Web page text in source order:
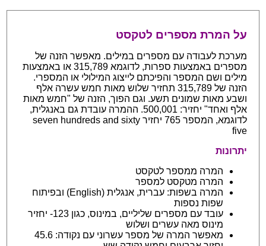
על המרת מספרים לטקסט
מערכת לעבודה עם מספרים במילים. מאפשר הזנה של
מספרים באמצעות ספרות, לדוגמא 315,789 או באמצעות
מילים ושם המספר והפיכתם לייצוג המילולי או המספרי.
הזנה של 315,789 תחזיר שלוש מאות חמש עשרה אלף
ושבע מאות שמונים תשע. וגם הפוך, הזנה של "חמש מאות
אלף ואחד" יחזיר: 500,001. ההמרה עובדת גם באנגלית,
לדוגמא, המספר 765 יחזיר seven hundreds and sixty
five
יתרונות
המרה ממספר לטקסט
המרה מטקסט למספר
המרה בשפות: עברית, אנגלית (English) ובפיתוח
שפות נספות
עובד עם מספרים שליליים, במינוס, כגון 123- יחזיר
מינוס מאה עשרים ושלוש
מאפשר המרה של מספר עשרוני עם נקודה: 45.6